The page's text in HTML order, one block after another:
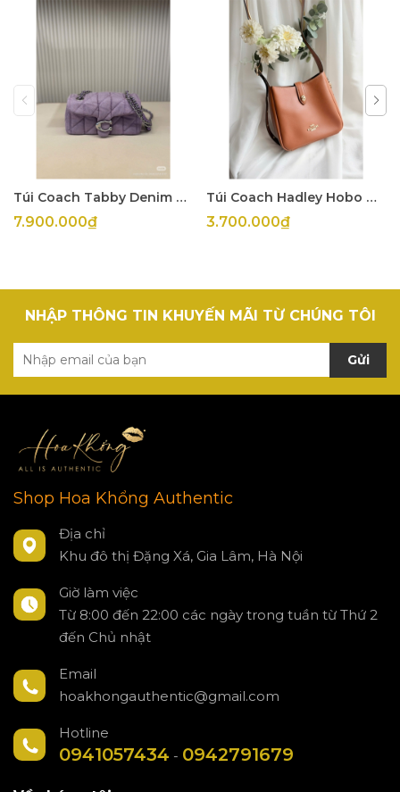
Túi Coach Tabby Denim Tím
7.900.000₫
Túi Coach Hadley Hobo Mini
3.700.000₫
NHẬP THÔNG TIN KHUYẾN MÃI TỪ CHÚNG TÔI
Gửi
Shop Hoa Khổng Authentic
Địa chỉ
Khu đô thị Đặng Xá, Gia Lâm, Hà Nội
Giờ làm việc
Từ 8:00 đến 22:00 các ngày trong tuần từ Thứ 2
đến Chủ nhật
Email
hoakhongauthentic@gmail.com
Hotline
0941057434 - 0942791679